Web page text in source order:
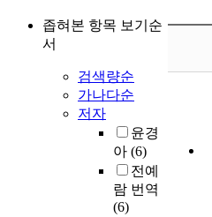
좁혀본 항목 보기순
서
검색량순
가나다순
저자
윤경
아 (6)
전예
람 번역
(6)